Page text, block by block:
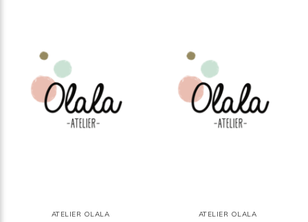
ATELIER OLALA ATELIER OLALA